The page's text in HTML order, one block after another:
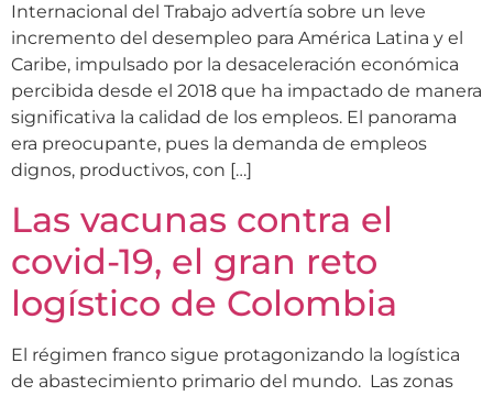
Internacional del Trabajo advertía sobre un leve
incremento del desempleo para América Latina y el
Caribe, impulsado por la desaceleración económica
percibida desde el 2018 que ha impactado de manera
significativa la calidad de los empleos. El panorama
era preocupante, pues la demanda de empleos
dignos, productivos, con […]
Las vacunas contra el
covid-19, el gran reto
logístico de Colombia
El régimen franco sigue protagonizando la logística
de abastecimiento primario del mundo. Las zonas